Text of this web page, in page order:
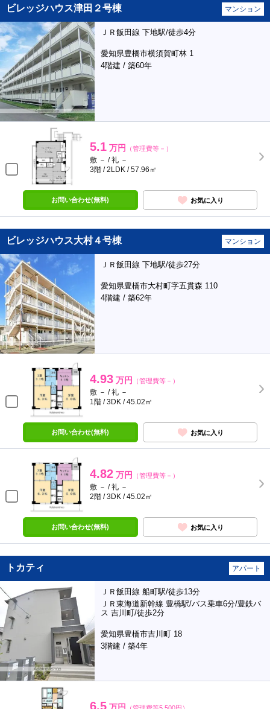
ビレッジハウス津田２号棟 マンション
ＪＲ飯田線 下地駅/徒歩4分
愛知県豊橋市横須賀町林 1
4階建 / 築60年
5.1 万円 （管理費等－）
敷 － / 礼 －
3階 / 2LDK / 57.96㎡
お問い合わせ(無料) お気に入り
ビレッジハウス大村４号棟 マンション
ＪＲ飯田線 下地駅/徒歩27分
愛知県豊橋市大村町字五貫森 110
4階建 / 築62年
4.93 万円 （管理費等－）
敷 － / 礼 －
1階 / 3DK / 45.02㎡
お問い合わせ(無料) お気に入り
4.82 万円 （管理費等－）
敷 － / 礼 －
2階 / 3DK / 45.02㎡
お問い合わせ(無料) お気に入り
トカティ アパート
ＪＲ飯田線 船町駅/徒歩13分
ＪＲ東海道新幹線 豊橋駅/バス乗車6分/豊鉄バ
ス 吉川町/徒歩2分
愛知県豊橋市吉川町 18
3階建 / 築4年
6.5